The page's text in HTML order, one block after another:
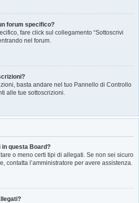
forum specifico?
fare click sul collegamento “Sottoscrivi
nel forum.
basta andare nel tuo Pannello di Controllo
alle tue sottoscrizioni.
in questa Board?
o meno certi tipi di allegati. Se non sei sicuro
contatta l’amministratore per avere assistenza.